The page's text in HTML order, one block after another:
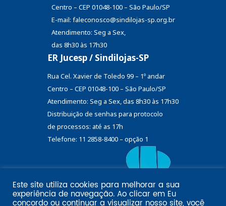
Centro – CEP 01048-100 – São Paulo/SP
E-mail: faleconosco@sindilojas-sp.org.br
Atendimento: Seg a Sex,
das 8h30 às 17h30
ER Jucesp / Sindilojas-SP
Rua Cel. Xavier de Toledo 99 – 1º andar
Centro – CEP 01048-100 – São Paulo/SP
Atendimento: Seg a Sex, das 8h30 às 17h30
Distribuição de senhas para protocolo
de processos: até as 17h
Telefone: 11 2858-8400 – opção 1
Email marketing por:
Este site utiliza cookies para melhorar a sua
experiência de navegação. Ao clicar em Eu
concordo ou continuar a visualizar nosso site, você